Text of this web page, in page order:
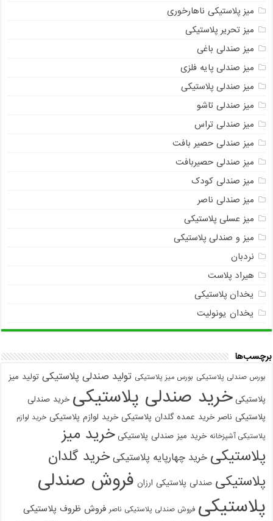
میز پلاستیکی ناهارخوری
میز تحریر پلاستیکی
میز صندلی باغی
میز صندلی پایه فلزی
میز صندلی پلاستیکی
میز صندلی تاشو
میز صندلی تراس
میز صندلی حصیر بافت
میز صندلی حصیربافت
میز صندلی کودک
میز صندلی ناصر
میز عسلی پلاستیکی
میز و صندلی پلاستیکی
نردبان
هیراد پلاست
یخدان پلاستیکی
یخدان یونولیت
برچسب‌ها
بورس صندلی پلاستیکی بورس میز پلاستیکی تولید صندلی پلاستیکی تولید میز
پلاستیکی خرید صندلی پلاستیکی خرید صندلی
پلاستیکی ناصر خرید عمده گلدان پلاستیکی خرید لوازم پلاستیکی خرید لوازم
پلاستیکی آشپزخانه خرید میز صندلی پلاستیکی خرید میز
پلاستیکی خرید چهارپایه پلاستیکی خرید گلدان
پلاستیکی صندلی پلاستیکی ارزان فروش صندلی
پلاستیکی فروش صندلی پلاستیکی ناصر فروش ظروف پلاستیکی